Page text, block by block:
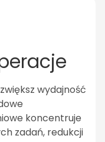
wydajność
koncentruje
zadań, redukcji